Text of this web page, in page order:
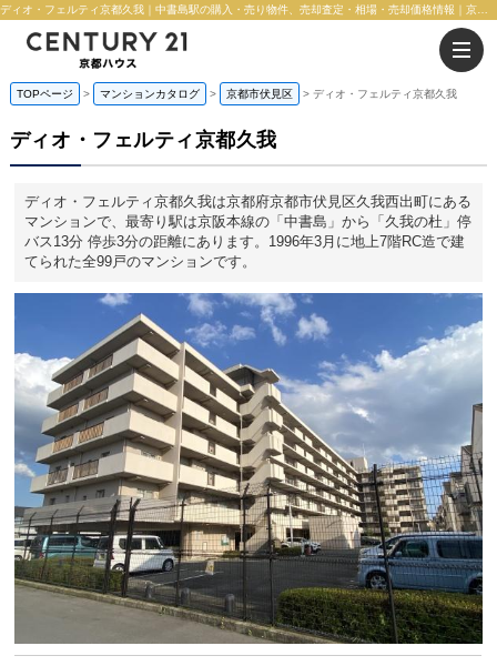
TOPページ マンションカタログ 京都市伏見区 ディオ・フェルティ京都久我
ディオ・フェルティ京都久我
ディオ・フェルティ京都久我は京都府京都市伏見区久我西出町にある
マンションで、最寄り駅は京阪本線の「中書島」から「久我の杜」停
バス13分 停歩3分の距離にあります。1996年3月に地上7階RC造で建
てられた全99戸のマンションです。